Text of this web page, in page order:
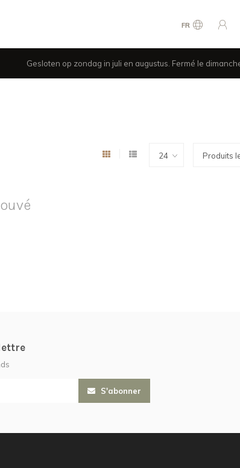
FR
Gesloten op zondag in juli en augustus. Fermé le
S'abonner